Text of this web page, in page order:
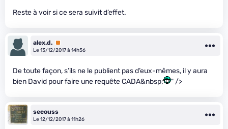
Reste à voir si ce sera suivit d’effet.
alex.d. Premium
Le 13/12/2017 à 14h56
De toute façon, s’ils ne le publient pas d’eux-mêmes, il y aura
bien David pour faire une requête CADA&nbsp;
" />
secouss
Le 12/12/2017 à 11h26